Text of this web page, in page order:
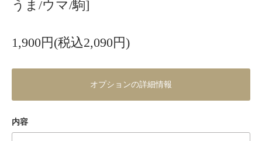
うま/ウマ/駒]
1,900円(税込2,090円)
オプションの詳細情報
内容